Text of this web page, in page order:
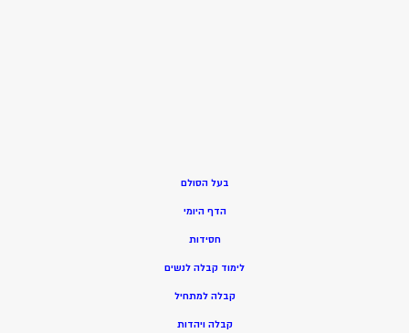
בעל הסולם
הדף היומי
חסידות
לימוד קבלה לנשים
קבלה למתחיל
קבלה ויהדות